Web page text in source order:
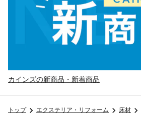
カインズの新商品・新着商品
トップ エクステリア・リフォーム 床材